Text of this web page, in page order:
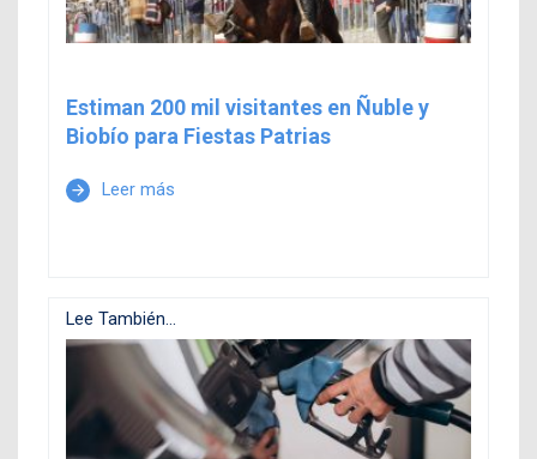
Estiman 200 mil visitantes en Ñuble y
Biobío para Fiestas Patrias
arrow_forward Leer más
Lee También...